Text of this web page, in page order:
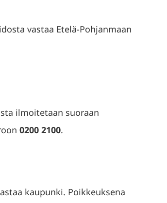
vastaa Etelä-Pohjanmaan
ilmoitetaan suoraan
0200 2100.
kaupunki. Poikkeuksena